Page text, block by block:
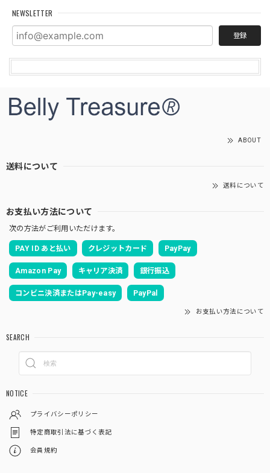
NEWSLETTER
登録
ABOUT
送料について
送料について
お支払い方法について
次の方法がご利用いただけます。
PAY ID あと払い クレジットカード PayPay
Amazon Pay キャリア決済 銀行振込
コンビニ決済またはPay-easy PayPal
お支払い方法について
SEARCH
NOTICE
プライバシーポリシー
特定商取引法に基づく表記
会員規約